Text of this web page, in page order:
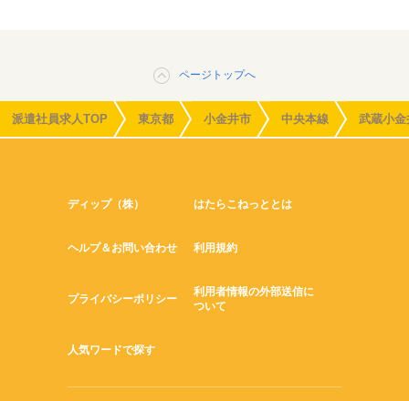
ページトップへ
派遣社員求人TOP 東京都 小金井市 中央本線 武蔵小金
ディップ（株） はたらこねっととは
ヘルプ＆お問い合わせ 利用規約
プライバシーポリシー
利用者情報の外部送信に
ついて
人気ワードで探す